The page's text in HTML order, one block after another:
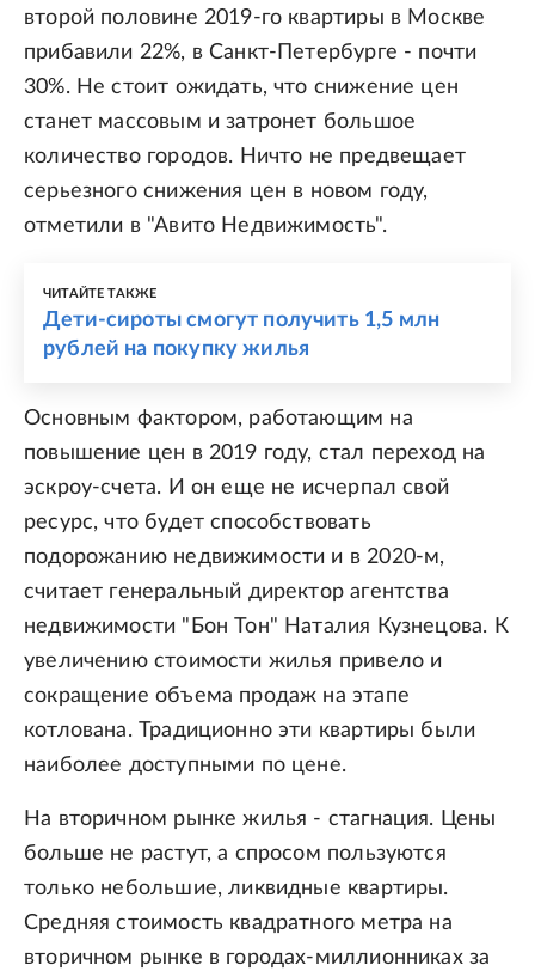
второй половине 2019-го квартиры в Москве
прибавили 22%, в Санкт-Петербурге - почти
30%. Не стоит ожидать, что снижение цен
станет массовым и затронет большое
количество городов. Ничто не предвещает
серьезного снижения цен в новом году,
отметили в "Авито Недвижимость".
ЧИТАЙТЕ ТАКЖЕ
Дети-сироты смогут получить 1,5 млн
рублей на покупку жилья
Основным фактором, работающим на
повышение цен в 2019 году, стал переход на
эскроу-счета. И он еще не исчерпал свой
ресурс, что будет способствовать
подорожанию недвижимости и в 2020-м,
считает генеральный директор агентства
недвижимости "Бон Тон" Наталия Кузнецова. К
увеличению стоимости жилья привело и
сокращение объема продаж на этапе
котлована. Традиционно эти квартиры были
наиболее доступными по цене.
На вторичном рынке жилья - стагнация. Цены
больше не растут, а спросом пользуются
только небольшие, ликвидные квартиры.
Средняя стоимость квадратного метра на
вторичном рынке в городах-миллионниках за